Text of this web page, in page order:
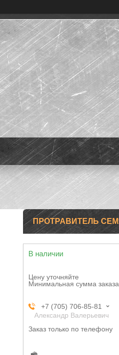
ПРОТРАВИТЕЛЬ
В наличии
Цену уточняйте
Минимальная сумма
+7 (705) 706-85-81
Александр Валерьевич
Заказ только по телефону